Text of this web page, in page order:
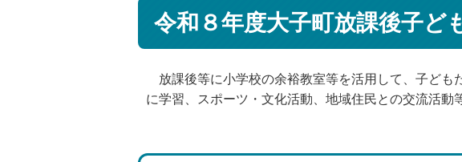
令和８年度大子町放課後子ど
放課後等に小学校の余裕教室等を活用して、子ども
に学習、スポーツ・文化活動、地域住民との交流活動